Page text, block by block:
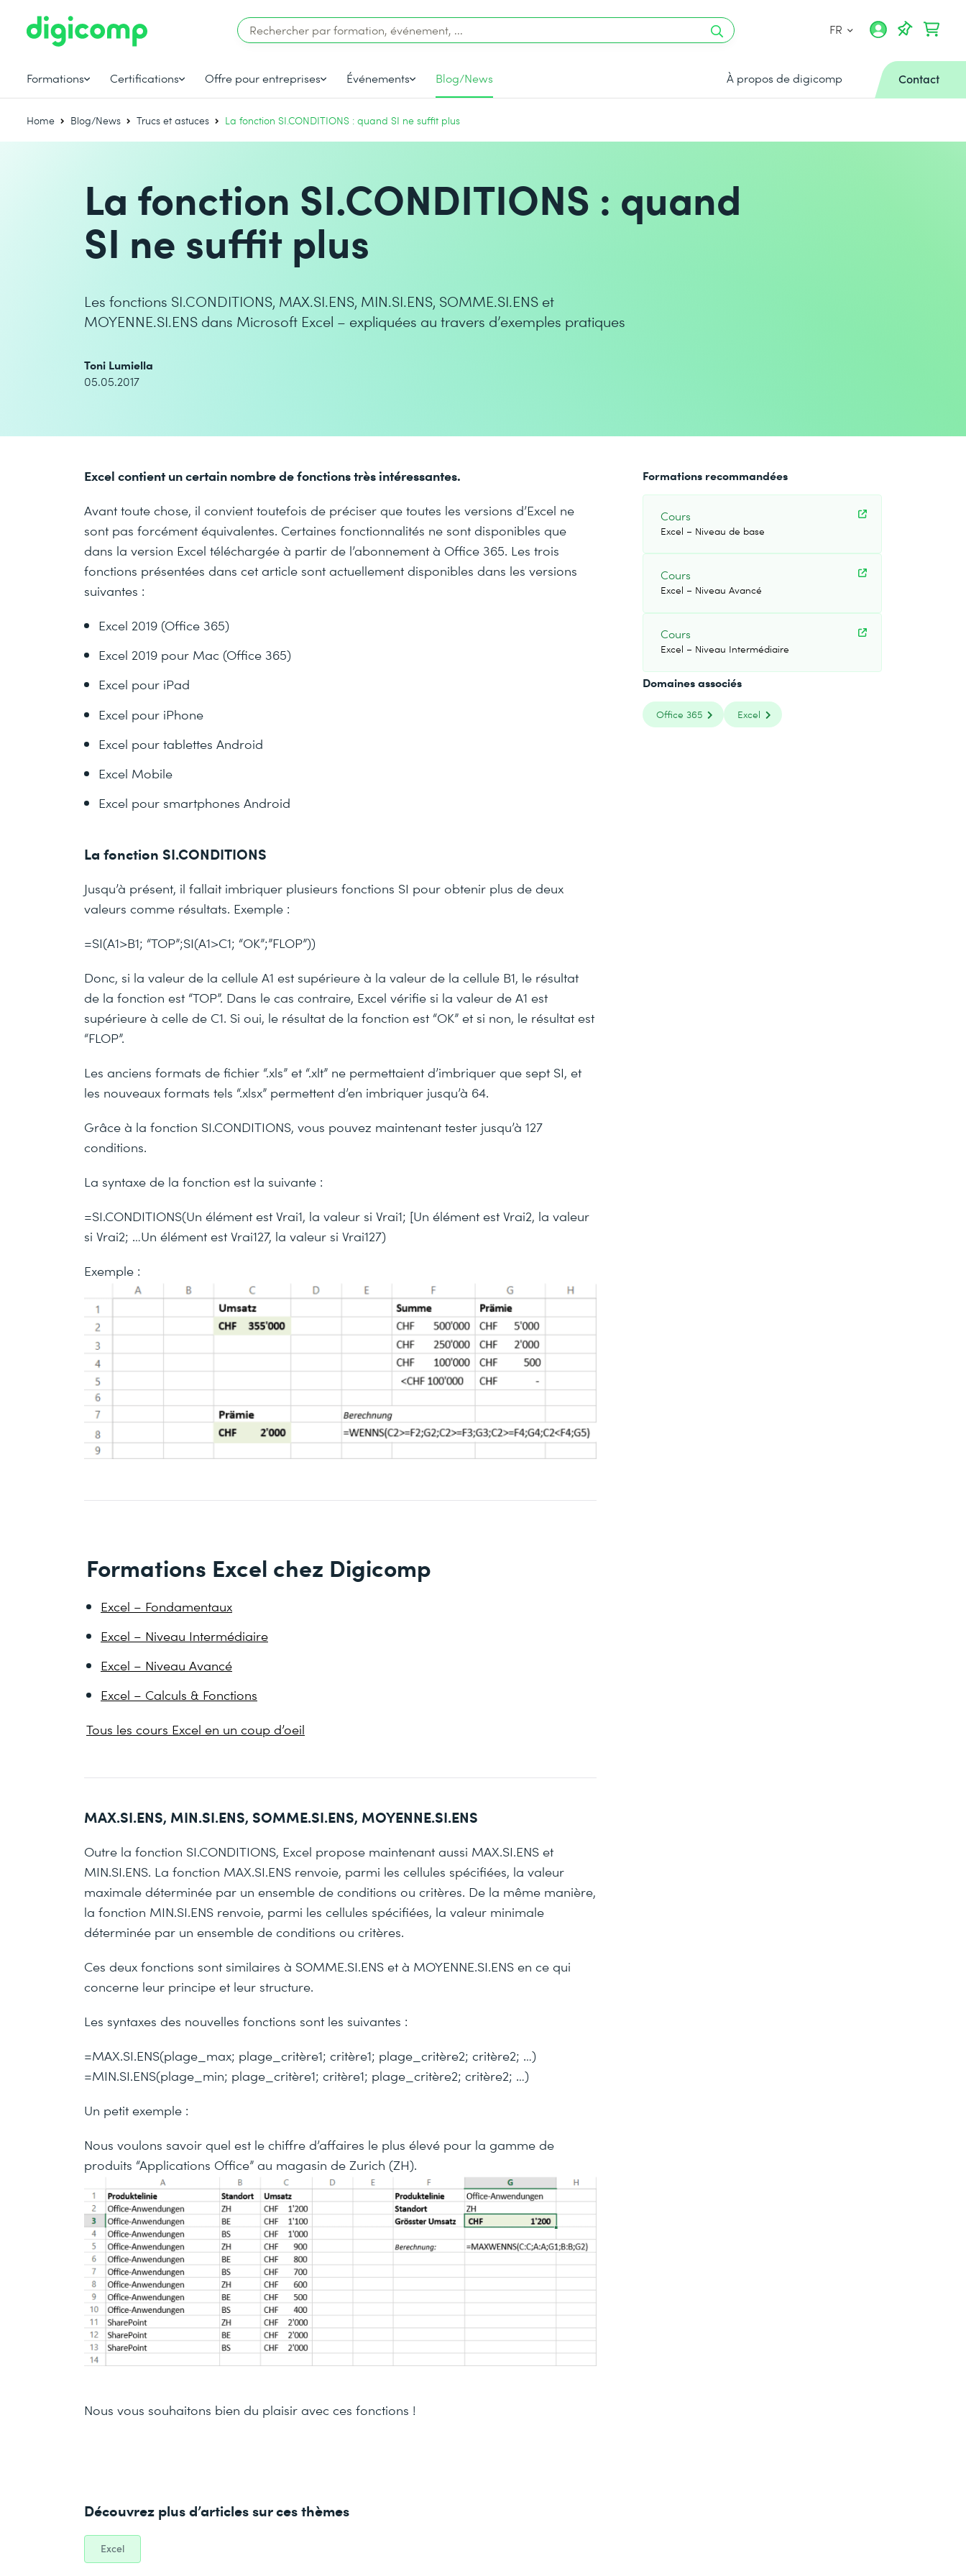
FR
Formations Certifications Offre pour entreprises Événements Blog/News À propos de digicomp Contact
Home Blog/News Trucs et astuces La fonction SI.CONDITIONS : quand SI ne suffit plus
La fonction SI.CONDITIONS : quand
SI ne suffit plus
Les fonctions SI.CONDITIONS, MAX.SI.ENS, MIN.SI.ENS, SOMME.SI.ENS et
MOYENNE.SI.ENS dans Microsoft Excel – expliquées au travers d’exemples pratiques
Toni Lumiella
05.05.2017
Excel contient un certain nombre de fonctions très intéressantes.
Avant toute chose, il convient toutefois de préciser que toutes les versions d’Excel ne
sont pas forcément équivalentes. Certaines fonctionnalités ne sont disponibles que
dans la version Excel téléchargée à partir de l’abonnement à Office 365. Les trois
fonctions présentées dans cet article sont actuellement disponibles dans les versions
suivantes :
Excel 2019 (Office 365)
Excel 2019 pour Mac (Office 365)
Excel pour iPad
Excel pour iPhone
Excel pour tablettes Android
Excel Mobile
Excel pour smartphones Android
La fonction SI.CONDITIONS
Jusqu’à présent, il fallait imbriquer plusieurs fonctions SI pour obtenir plus de deux
valeurs comme résultats. Exemple :
=SI(A1>B1; “TOP”;SI(A1>C1; “OK”;”FLOP”))
Donc, si la valeur de la cellule A1 est supérieure à la valeur de la cellule B1, le résultat
de la fonction est “TOP”. Dans le cas contraire, Excel vérifie si la valeur de A1 est
supérieure à celle de C1. Si oui, le résultat de la fonction est “OK” et si non, le résultat est
“FLOP”.
Les anciens formats de fichier “.xls” et “.xlt” ne permettaient d’imbriquer que sept SI, et
les nouveaux formats tels “.xlsx” permettent d’en imbriquer jusqu’à 64.
Grâce à la fonction SI.CONDITIONS, vous pouvez maintenant tester jusqu’à 127
conditions.
La syntaxe de la fonction est la suivante :
=SI.CONDITIONS(Un élément est Vrai1, la valeur si Vrai1; [Un élément est Vrai2, la valeur
si Vrai2; …Un élément est Vrai127, la valeur si Vrai127)
Exemple :
Formations Excel chez Digicomp
Excel – Fondamentaux
Excel – Niveau Intermédiaire
Excel – Niveau Avancé
Excel – Calculs & Fonctions
Tous les cours Excel en un coup d’oeil
MAX.SI.ENS, MIN.SI.ENS, SOMME.SI.ENS, MOYENNE.SI.ENS
Outre la fonction SI.CONDITIONS, Excel propose maintenant aussi MAX.SI.ENS et
MIN.SI.ENS. La fonction MAX.SI.ENS renvoie, parmi les cellules spécifiées, la valeur
maximale déterminée par un ensemble de conditions ou critères. De la même manière,
la fonction MIN.SI.ENS renvoie, parmi les cellules spécifiées, la valeur minimale
déterminée par un ensemble de conditions ou critères.
Ces deux fonctions sont similaires à SOMME.SI.ENS et à MOYENNE.SI.ENS en ce qui
concerne leur principe et leur structure.
Les syntaxes des nouvelles fonctions sont les suivantes :
=MAX.SI.ENS(plage_max; plage_critère1; critère1; plage_critère2; critère2; …)
=MIN.SI.ENS(plage_min; plage_critère1; critère1; plage_critère2; critère2; …)
Un petit exemple :
Nous voulons savoir quel est le chiffre d’affaires le plus élevé pour la gamme de
produits “Applications Office” au magasin de Zurich (ZH).
Nous vous souhaitons bien du plaisir avec ces fonctions !
Découvrez plus d’articles sur ces thèmes
Excel
Formations recommandées
Cours
Excel – Niveau de base
Cours
Excel – Niveau Avancé
Cours
Excel – Niveau Intermédiaire
Domaines associés
Office 365 Excel